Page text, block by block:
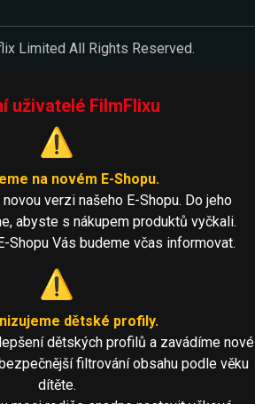
Limited All Rights Reserved.
uživatelé FilmFlixu
⚠️
na novém E-Shopu.
verzi našeho E-Shopu. Do jeho
abyste s nákupem produktů vyčkali.
Shopu Vás budeme včas informovat.
⚠️
dětské profily.
dětských profilů a zavádíme nové
filtrování obsahu podle věku
dítěte.